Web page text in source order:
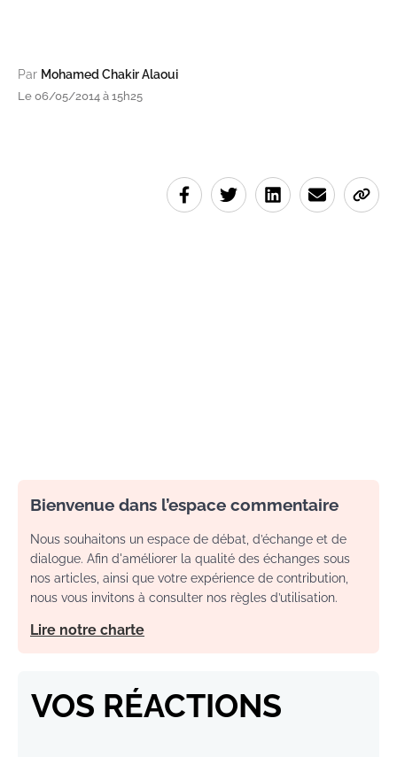
Par Mohamed Chakir Alaoui
Le 06/05/2014 à 15h25
Bienvenue dans l’espace commentaire
Nous souhaitons un espace de débat, d’échange et de
dialogue. Afin d'améliorer la qualité des échanges sous
nos articles, ainsi que votre expérience de contribution,
nous vous invitons à consulter nos règles d’utilisation.
Lire notre charte
VOS RÉACTIONS